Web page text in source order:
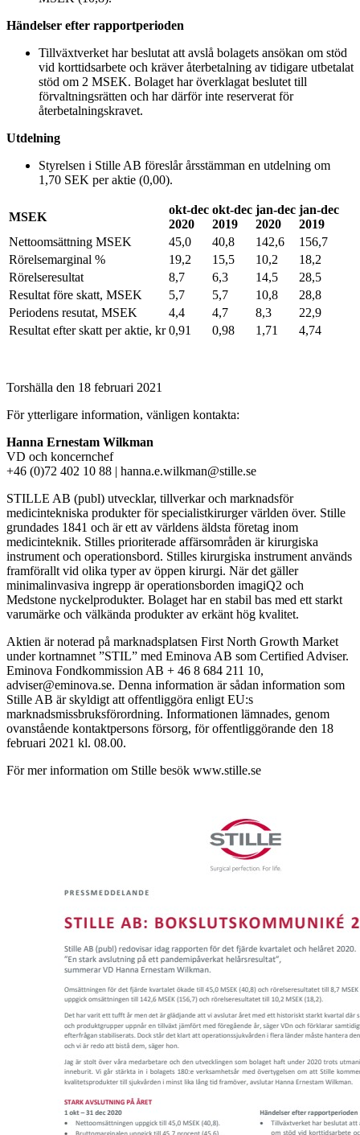
Händelser efter rapportperioden
Tillväxtverket har beslutat att avslå bolagets ansökan om stöd
vid korttidsarbete och kräver återbetalning av tidigare utbetalat
stöd om 2 MSEK. Bolaget har överklagat beslutet till
förvaltningsrätten och har därför inte reserverat för
återbetalningskravet.
Utdelning
Styrelsen i Stille AB föreslår årsstämman en utdelning om
1,70 SEK per aktie (0,00).
MSEK
okt-dec
2020
okt-dec
2019
jan-dec
2020
jan-dec
2019
Nettoomsättning MSEK
45,0 40,8 142,6
156,7
Rörelsemarginal %
19,2 15,5 10,2
18,2
Rörelseresultat
8,7 6,3 14,5
28,5
Resultat före skatt, MSEK
5,7 5,7 10,8
28,8
Periodens resutat, MSEK
4,4 4,7 8,3
22,9
Resultat efter skatt per aktie, kr 0,91 0,98 1,71 4,74
Torshälla den 18 februari 2021
För ytterligare information, vänligen kontakta:
Hanna Ernestam Wilkman
VD och koncernchef
+46 (0)72 402 10 88 | hanna.e.wilkman@stille.se
STILLE AB (publ) utvecklar, tillverkar och marknadsför
medicintekniska produkter för specialistkirurger världen över. Stille
grundades 1841 och är ett av världens äldsta företag inom
medicinteknik. Stilles prioriterade affärsområden är kirurgiska
instrument och operationsbord. Stilles kirurgiska instrument används
framförallt vid olika typer av öppen kirurgi. När det gäller
minimalinvasiva ingrepp är operationsborden imagiQ2 och
Medstone nyckelprodukter. Bolaget har en stabil bas med ett starkt
varumärke och välkända produkter av erkänt hög kvalitet.
Aktien är noterad på marknadsplatsen First North Growth Market
under kortnamnet ”STIL” med Eminova AB som Certified Adviser.
Eminova Fondkommission AB + 46 8 684 211 10,
adviser@eminova.se. Denna information är sådan information som
Stille AB är skyldigt att offentliggöra enligt EU:s
marknadsmissbruksförordning. Informationen lämnades, genom
ovanstående kontaktpersons försorg, för offentliggörande den 18
februari 2021 kl. 08.00.
För mer information om Stille besök www.stille.se